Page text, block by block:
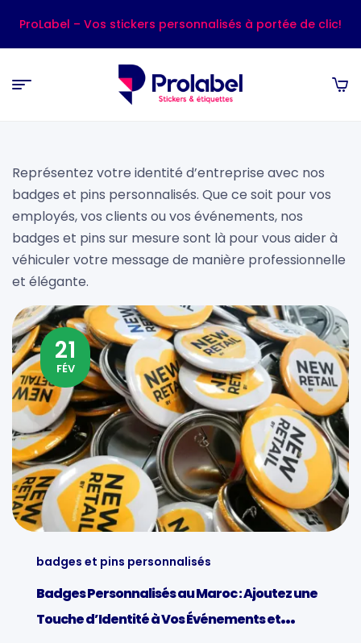
ProLabel – Vos stickers personnalisés à portée de clic!
Représentez votre identité d’entreprise avec nos
badges et pins personnalisés. Que ce soit pour vos
employés, vos clients ou vos événements, nos
badges et pins sur mesure sont là pour vous aider à
véhiculer votre message de manière professionnelle
et élégante.
21
FÉV
badges et pins personnalisés
Badges Personnalisés au Maroc : Ajoutez une
Touche d’Identité à Vos Événements et